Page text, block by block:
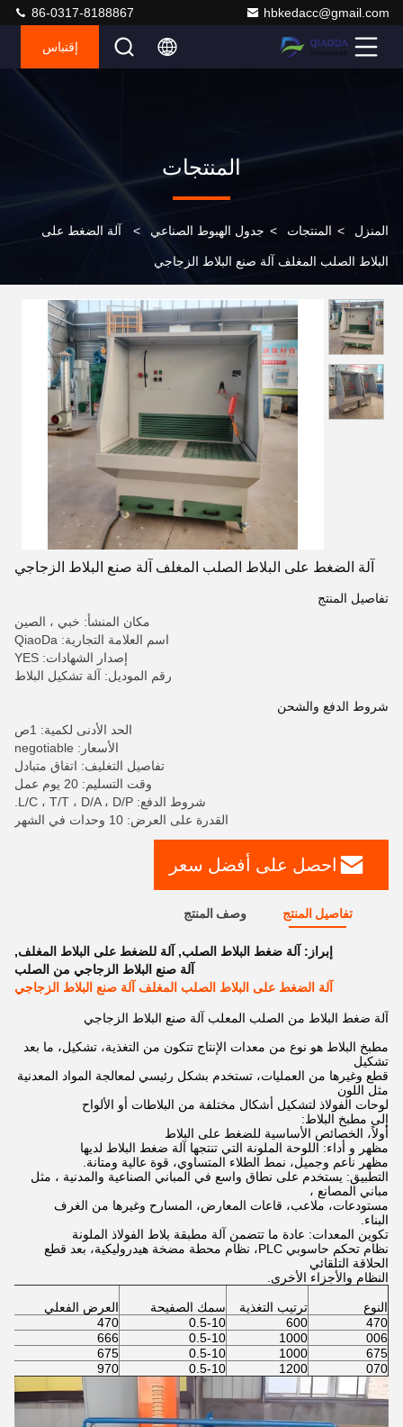
hbkedacc@gmail.com
86-0317-8188867
إقتباس
المنتجات
المنزل > المنتجات > جدول الهبوط الصناعي > آلة الضغط على
البلاط الصلب المغلف آلة صنع البلاط الزجاجي
آلة الضغط على البلاط الصلب المغلف آلة صنع البلاط الزجاجي
تفاصيل المنتج
مكان المنشأ: خبي ، الصين
اسم العلامة التجارية: QiaoDa
إصدار الشهادات: YES
رقم الموديل: آلة تشكيل البلاط
شروط الدفع والشحن
الحد الأدنى لكمية: 1ص
الأسعار: negotiable
تفاصيل التغليف: اتفاق متبادل
وقت التسليم: 20 يوم عمل
شروط الدفع: L/C ، T/T ، D/A ، D/P.
القدرة على العرض: 10 وحدات في الشهر
احصل على أفضل سعر
تفاصيل المنتج وصف المنتج
إبراز: آلة ضغط البلاط الصلب, آلة للضغط على البلاط المغلف,
آلة صنع البلاط الزجاجي من الصلب
آلة الضغط على البلاط الصلب المغلف آلة صنع البلاط الزجاجي
آلة ضغط البلاط من الصلب المعلب آلة صنع البلاط الزجاجي
مطبخ البلاط هو نوع من معدات الإنتاج تتكون من التغذية، تشكيل، ما بعد
تشكيل
قطع وغيرها من العمليات، تستخدم بشكل رئيسي لمعالجة المواد المعدنية
مثل اللون
لوحات الفولاذ لتشكيل أشكال مختلفة من البلاطات أو الألواح
إلى مطبخ البلاط:
أولاً، الخصائص الأساسية للضغط على البلاط
مظهر و أداء: اللوحة الملونة التي تنتجها آلة ضغط البلاط لديها
مظهر ناعم وجميل، نمط الطلاء المتساوي، قوة عالية ومتانة.
التطبيق: يستخدم على نطاق واسع في المباني الصناعية والمدنية ، مثل
مباني المصانع ،
مستودعات، ملاعب، قاعات المعارض، المسارح وغيرها من الغرف
البناء.
تكوين المعدات: عادة ما تتضمن آلة مطبقة بلاط الفولاذ الملونة
نظام تحكم حاسوبي PLC، نظام محطة مضخة هيدروليكية، بعد قطع
الحلاقة التلقائي
النظام والأجزاء الأخرى.
النوع ترتيب التغذية سمك الصفيحة
العرض الفعلي
470
600
0.5-10
470
006
1000
0.5-10
666
675
1000
0.5-10
675
070
1200
0.5-10
970